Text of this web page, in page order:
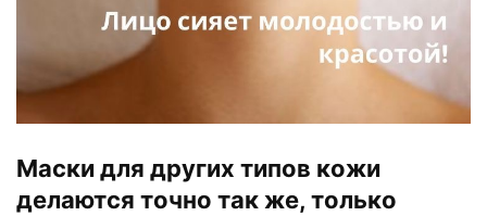
Маски для других типов кожи
делаются точно так же, только